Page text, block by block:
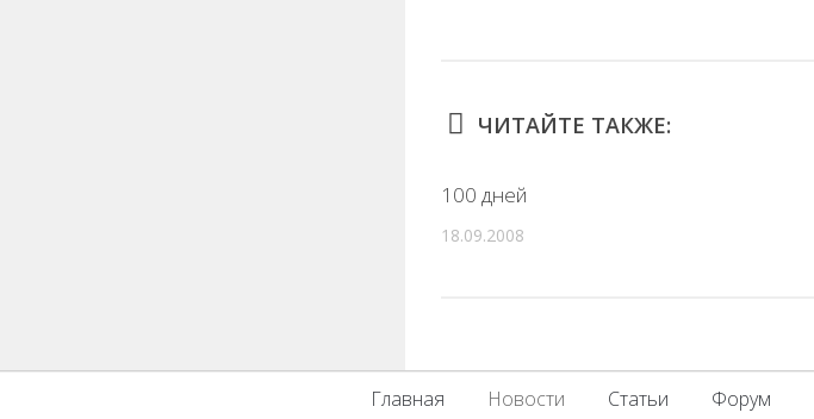
ЧИТАЙТЕ ТАКЖЕ:
100 дней
18.09.2008
Главная Новости Статьи Форум